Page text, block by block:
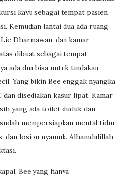
kayu sebagai tempat pasien
Kemudian lantai dua ada ruang
Dharmawan, dan kamar
dibuat sebagai tempat
ada dua bisa untuk tindakan
Yang bikin Bee enggak nyangka
dan disediakan kasur lipat. Kamar
yang ada toilet duduk dan
mempersiapkan mental tidur
dan losion nyamuk. Alhamdulillah
Bee yang hanya